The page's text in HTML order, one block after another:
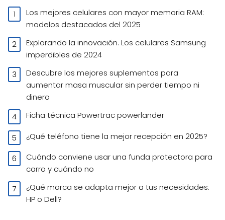
Los mejores celulares con mayor memoria RAM:
modelos destacados del 2025
Explorando la innovación. Los celulares Samsung
imperdibles de 2024
Descubre los mejores suplementos para
aumentar masa muscular sin perder tiempo ni
dinero
Ficha técnica Powertrac powerlander
¿Qué teléfono tiene la mejor recepción en 2025?
Cuándo conviene usar una funda protectora para
carro y cuándo no
¿Qué marca se adapta mejor a tus necesidades:
HP o Dell?